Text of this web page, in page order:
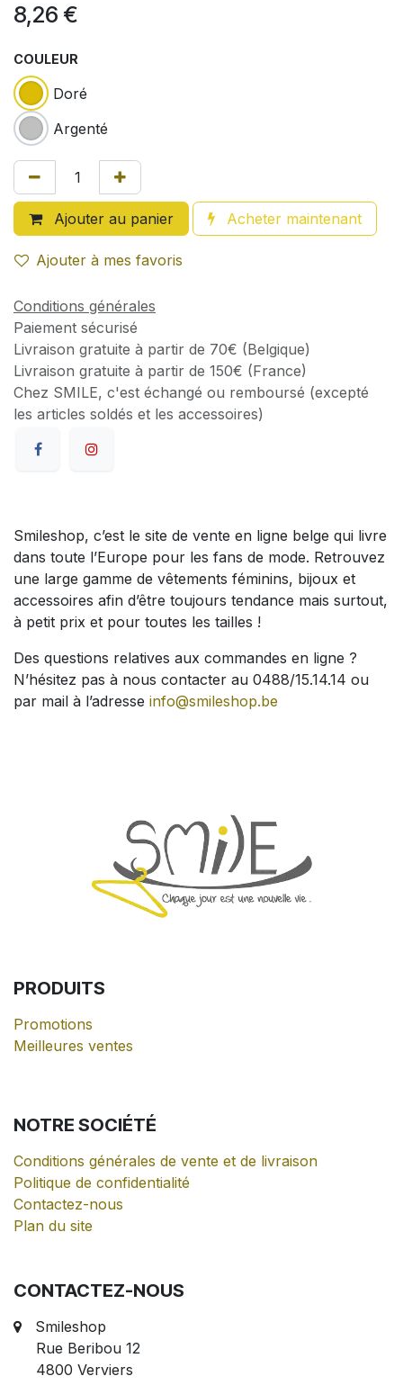
8,26 €
COULEUR
Doré
Argenté
Ajouter au panier Acheter maintenant
Ajouter à mes favoris
Conditions générales
Paiement sécurisé
Livraison gratuite à partir de 70€ (Belgique)
Livraison gratuite à partir de 150€ (France)
Chez SMILE, c'est échangé ou remboursé (excepté
les articles soldés et les accessoires)
Smileshop, c’est le site de vente en ligne belge qui livre
dans toute l’Europe pour les fans de mode. Retrouvez
une large gamme de vêtements féminins, bijoux et
accessoires afin d’être toujours tendance mais surtout,
à petit prix et pour toutes les tailles !
Des questions relatives aux commandes en ligne ?
N’hésitez pas à nous contacter au 0488/15.14.14 ou
par mail à l’adresse info@smileshop.be
PRODUITS
Promotions
Meilleures ventes
NOTRE SOCIÉTÉ
Conditions générales de vente et de livraison
Politique de confidentialité
Contactez-nous
Plan du site
CONTACTEZ-NOUS
Smileshop
Rue Beribou 12
4800 Verviers